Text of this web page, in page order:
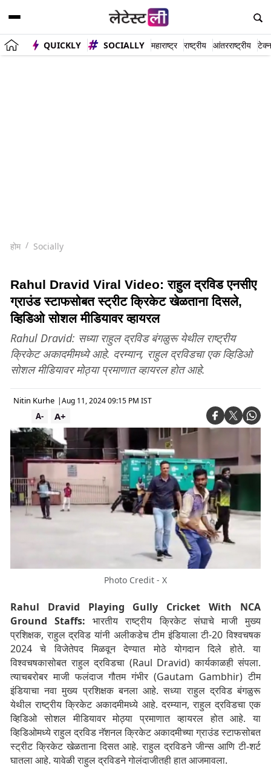
QUICKLY SOCIALLY महाराष्ट्र राष्ट्रीय आंतरराष्ट्रीय
होम Socially
Rahul Dravid Viral Video: राहुल द्रविड एनसीए
ग्राउंड स्टाफसोबत स्ट्रीट क्रिकेट खेळताना दिसले,
व्हिडिओ सोशल मीडियावर व्हायरल
Rahul Dravid: सध्या राहुल द्रविड बंगळुरू येथील राष्ट्रीय
क्रिकेट अकादमीमध्ये आहे. दरम्यान, राहुल द्रविडचा एक व्हिडिओ
सोशल मीडियावर मोठ्या प्रमाणात व्हायरल होत आहे.
Nitin Kurhe |Aug 11, 2024 09:15 PM IST
A+
A-
Photo Credit - X
Rahul Dravid Playing Gully Cricket With NCA
Ground Staffs:भारतीय राष्ट्रीय क्रिकेट संघाचे माजी मुख्य
प्रशिक्षक, राहुल द्रविड यांनी अलीकडेच टीम इंडियाला टी-20 विश्वचषक
2024 चे विजेतेपद मिळवून देण्यात मोठे योगदान दिले होते. या
विश्वचषकासोबत राहुल द्रविडचा (Raul Dravid) कार्यकाळही संपला.
त्याचबरोबर माजी फलंदाज गौतम गंभीर (Gautam Gambhir) टीम
इंडियाचा नवा मुख्य प्रशिक्षक बनला आहे. सध्या राहुल द्रविड बंगळुरू
येथील राष्ट्रीय क्रिकेट अकादमीमध्ये आहे. दरम्यान, राहुल द्रविडचा एक
व्हिडिओ सोशल मीडियावर मोठ्या प्रमाणात व्हायरल होत आहे. या
व्हिडिओमध्ये राहुल द्रविड नॅशनल क्रिकेट अकादमीच्या ग्राउंड स्टाफसोबत
स्ट्रीट क्रिकेट खेळताना दिसत आहे. राहुल द्रविडने जीन्स आणि टी-शर्ट
घातला आहे. यावेळी राहुल द्रविडने गोलंदाजीतही हात आजमावला.